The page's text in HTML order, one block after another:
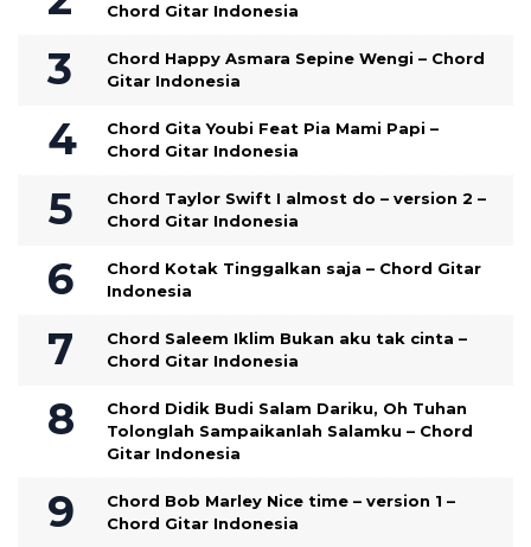
Chord Gitar Indonesia
Chord Happy Asmara Sepine Wengi – Chord
Gitar Indonesia
Chord Gita Youbi Feat Pia Mami Papi –
Chord Gitar Indonesia
Chord Taylor Swift I almost do – version 2 –
Chord Gitar Indonesia
Chord Kotak Tinggalkan saja – Chord Gitar
Indonesia
Chord Saleem Iklim Bukan aku tak cinta –
Chord Gitar Indonesia
Chord Didik Budi Salam Dariku, Oh Tuhan
Tolonglah Sampaikanlah Salamku – Chord
Gitar Indonesia
Chord Bob Marley Nice time – version 1 –
Chord Gitar Indonesia